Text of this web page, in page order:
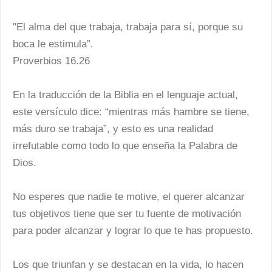
"El alma del que trabaja, trabaja para sí, porque su
boca le estimula”.
Proverbios 16.26
En la traducción de la Biblia en el lenguaje actual,
este versículo dice: “mientras más hambre se tiene,
más duro se trabaja”, y esto es una realidad
irrefutable como todo lo que enseña la Palabra de
Dios.
No esperes que nadie te motive, el querer alcanzar
tus objetivos tiene que ser tu fuente de motivación
para poder alcanzar y lograr lo que te has propuesto.
Los que triunfan y se destacan en la vida, lo hacen